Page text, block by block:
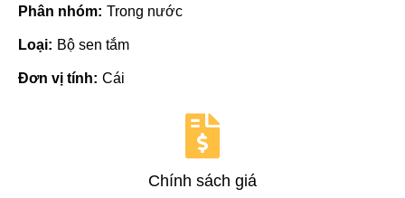
Phân nhóm: Trong nước
Loại: Bộ sen tắm
Đơn vị tính: Cái
Chính sách giá